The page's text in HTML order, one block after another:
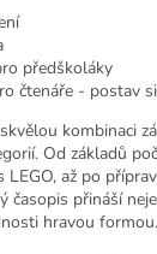
předškoláky
čtenáře - postav
kombinaci
Od základů
LEGO, až po
časopis přináší
hravou formou.